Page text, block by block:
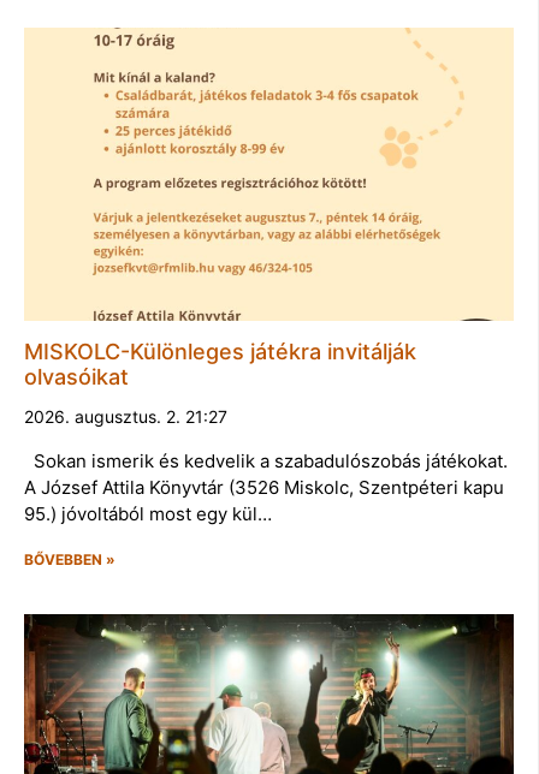
MISKOLC-Különleges játékra invitálják
olvasóikat
2026. augusztus. 2. 21:27
Sokan ismerik és kedvelik a szabadulószobás játékokat.
A József Attila Könyvtár (3526 Miskolc, Szentpéteri kapu
95.) jóvoltából most egy kül…
BŐVEBBEN »